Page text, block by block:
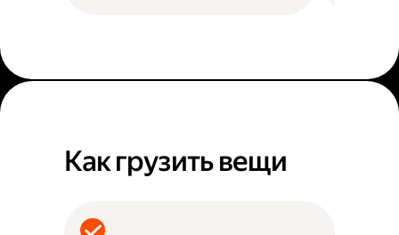
Как грузить вещи